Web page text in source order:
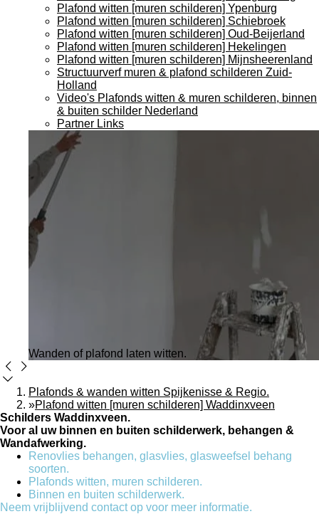
Plafond witten [muren schilderen] Ypenburg
Plafond witten [muren schilderen] Schiebroek
Plafond witten [muren schilderen] Oud-Beijerland
Plafond witten [muren schilderen] Hekelingen
Plafond witten [muren schilderen] Mijnsheerenland
Structuurverf muren & plafond schilderen Zuid-
Holland
Video's Plafonds witten & muren schilderen, binnen
& buiten schilder Nederland
Partner Links
Wanden of plafond laten witten.
Plafonds & wanden witten Spijkenisse & Regio.
»Plafond witten [muren schilderen] Waddinxveen
Schilders Waddinxveen.
Voor al uw binnen en buiten schilderwerk, behangen &
Wandafwerking.
Renovlies behangen, glasvlies, glasweefsel behang
soorten.
Plafonds witten, muren schilderen.
Binnen en buiten schilderwerk.
Neem vrijblijvend contact op voor meer informatie.